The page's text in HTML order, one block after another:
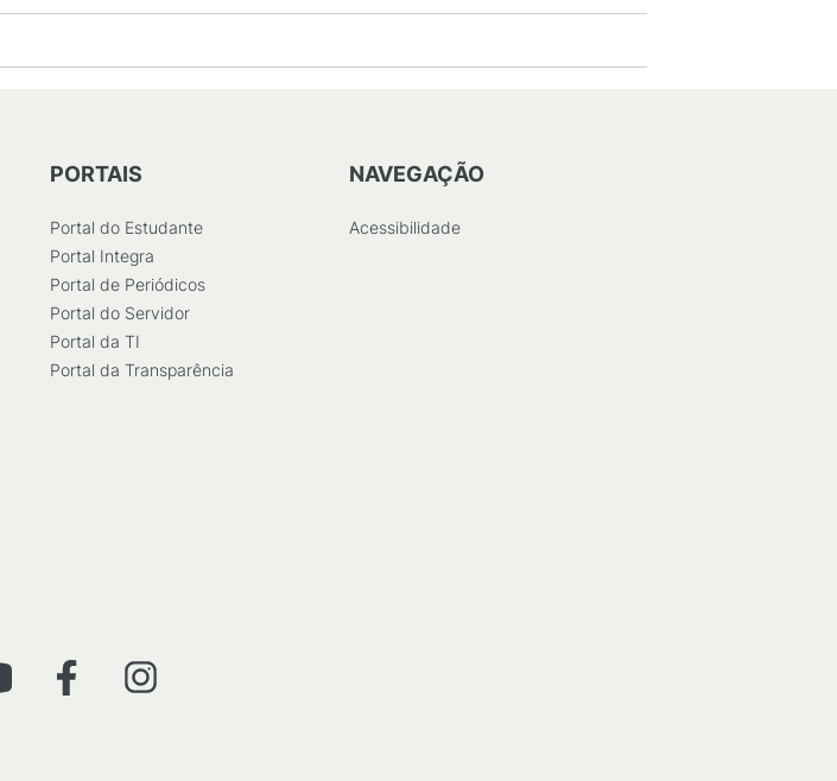
PORTAIS
Portal do Estudante
Portal Integra
Portal de Periódicos
Portal do Servidor
Portal da TI
Portal da Transparência
NAVEGAÇÃO
Acessibilidade